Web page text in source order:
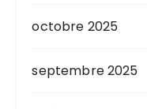
octobre 2025
septembre 2025